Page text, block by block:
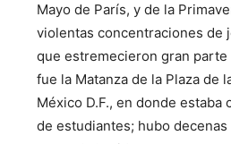
Mayo de París, y de la
violentas concentracio­nes de
que estre­me­cieron gran parte
fue la Matanza de la Plaza de
Méxi­co D.F., en donde estaba
de estudiantes; hubo